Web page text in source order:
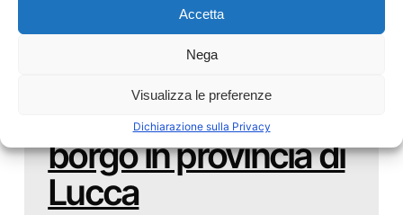
Accetta
Nega
Visualizza le preferenze
Dichiarazione sulla Privacy
Alla scoperta di
Montecarlo, l’antico
borgo in provincia di
Lucca